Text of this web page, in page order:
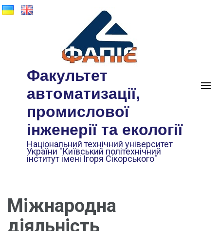
Факультет
автоматизації,
промислової
інженерії та екології
Національний технічний університет
України "Київський політехнічний
інститут імені Ігоря Сікорського"
Міжнародна
діяльність